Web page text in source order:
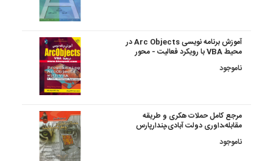
آموزش برنامه نویسی Arc Objects در
محیط VBA با رویکرد فعالیت - محور
ناموجود
مرجع کامل حملات هکری و طریقه
مقابله،داوری دولت آبادی،پندارپارس
ناموجود